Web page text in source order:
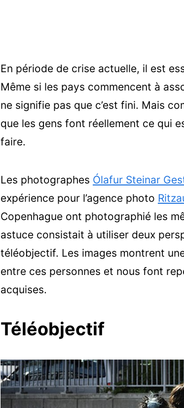
En période de crise actuelle, il est
Même si les pays commencent à
ne signifie pas que c’est fini. Mais
que les gens font réellement ce qui
faire.
Les photographes Ólafur Steinar
expérience pour l’agence photo
Copenhague ont photographié les
astuce consistait à utiliser deux
téléobjectif. Les images montrent
entre ces personnes et nous font
acquises.
Téléobjectif